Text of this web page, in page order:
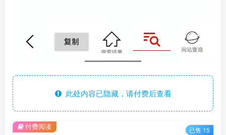
此处内容已隐藏，请付费后查看
付费阅读 已售 15